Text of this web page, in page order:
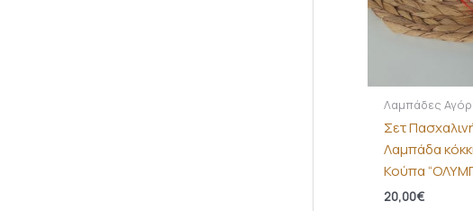
Λαμπάδες
Σετ
Λαμπάδα
Κούπα
20,00€